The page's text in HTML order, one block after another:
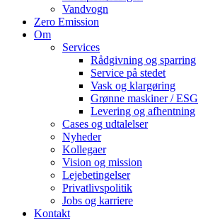
Vandvogn
Zero Emission
Om
Services
Rådgivning og sparring
Service på stedet
Vask og klargøring
Grønne maskiner / ESG
Levering og afhentning
Cases og udtalelser
Nyheder
Kollegaer
Vision og mission
Lejebetingelser
Privatlivspolitik
Jobs og karriere
Kontakt